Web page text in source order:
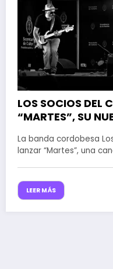
LOS SOCIOS DEL
“MARTES”, SU
La banda cordobesa
lanzar “Martes”, una
LEER MÁS